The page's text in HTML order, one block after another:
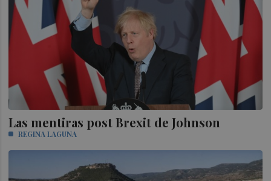
Las mentiras post Brexit de Johnson
REGINA LAGUNA